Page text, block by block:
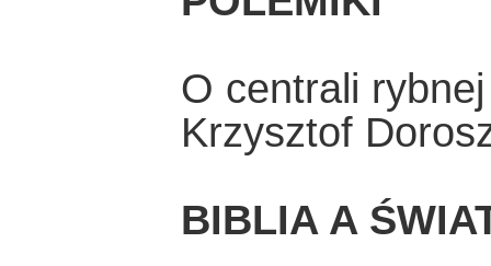
O centrali
Krzysztof
BIBLIA A